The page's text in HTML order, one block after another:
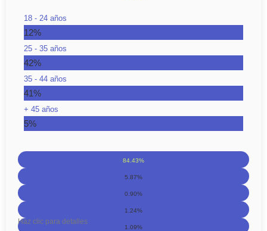
18 - 24 años
12%
25 - 35 años
42%
35 - 44 años
41%
+ 45 años
5%
84.43%
5.87%
0.90%
1.24%
1.09%
Haz clic para detalles